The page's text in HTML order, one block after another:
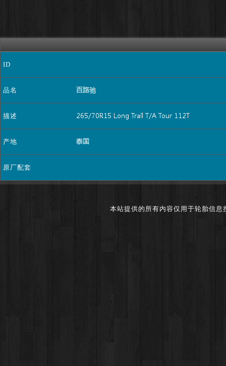
ID
品名
描述
产地
原厂配套
本站提供的所有内容仅用于轮胎信